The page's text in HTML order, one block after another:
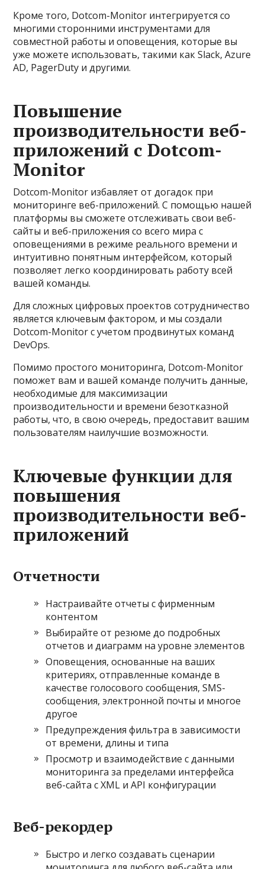
Кроме того, Dotcom-Monitor интегрируется со
многими сторонними инструментами для
совместной работы и оповещения, которые вы
уже можете использовать, такими как Slack, Azure
AD, PagerDuty и другими.
Повышение
производительности веб-
приложений с Dotcom-
Monitor
Dotcom-Monitor избавляет от догадок при
мониторинге веб-приложений. С помощью нашей
платформы вы сможете отслеживать свои веб-
сайты и веб-приложения со всего мира с
оповещениями в режиме реального времени и
интуитивно понятным интерфейсом, который
позволяет легко координировать работу всей
вашей команды.
Для сложных цифровых проектов сотрудничество
является ключевым фактором, и мы создали
Dotcom-Monitor с учетом продвинутых команд
DevOps.
Помимо простого мониторинга, Dotcom-Monitor
поможет вам и вашей команде получить данные,
необходимые для максимизации
производительности и времени безотказной
работы, что, в свою очередь, предоставит вашим
пользователям наилучшие возможности.
Ключевые функции для
повышения
производительности веб-
приложений
Отчетности
Настраивайте отчеты с фирменным
контентом
Выбирайте от резюме до подробных
отчетов и диаграмм на уровне элементов
Оповещения, основанные на ваших
критериях, отправленные команде в
качестве голосового сообщения, SMS-
сообщения, электронной почты и многое
другое
Предупреждения фильтра в зависимости
от времени, длины и типа
Просмотр и взаимодействие с данными
мониторинга за пределами интерфейса
веб-сайта с XML и API конфигурации
Веб-рекордер
Быстро и легко создавать сценарии